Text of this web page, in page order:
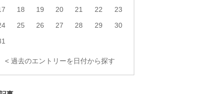
18 19 20 21 22
23
25 26 27 28 29
30
< 過去のエントリーを日付から探す